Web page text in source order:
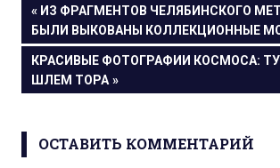
Навигация
по
записям
ПРЕДЫДУЩАЯ
ЗАПИСЬ:
ИЗ ФРАГМЕНТОВ ЧЕЛЯБИНСКОГО
БЫЛИ ВЫКОВАНЫ КОЛЛЕКЦИОННЫЕ
СЛЕДУЮЩАЯ
ЗАПИСЬ:
КРАСИВЫЕ ФОТОГРАФИИ КОСМОСА:
ШЛЕМ ТОРА
ОСТАВИТЬ КОММЕНТАРИЙ